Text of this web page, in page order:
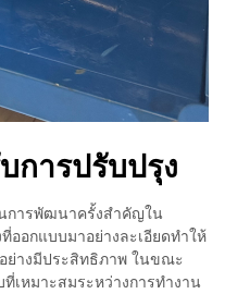
การปรับปรุง
การพัฒนาครั้งสำคัญใน
ออกแบบมาอย่างละเอียดทำให้
ย่างมีประสิทธิภาพ ในขณะ
เหมาะสมระหว่างการทำงาน